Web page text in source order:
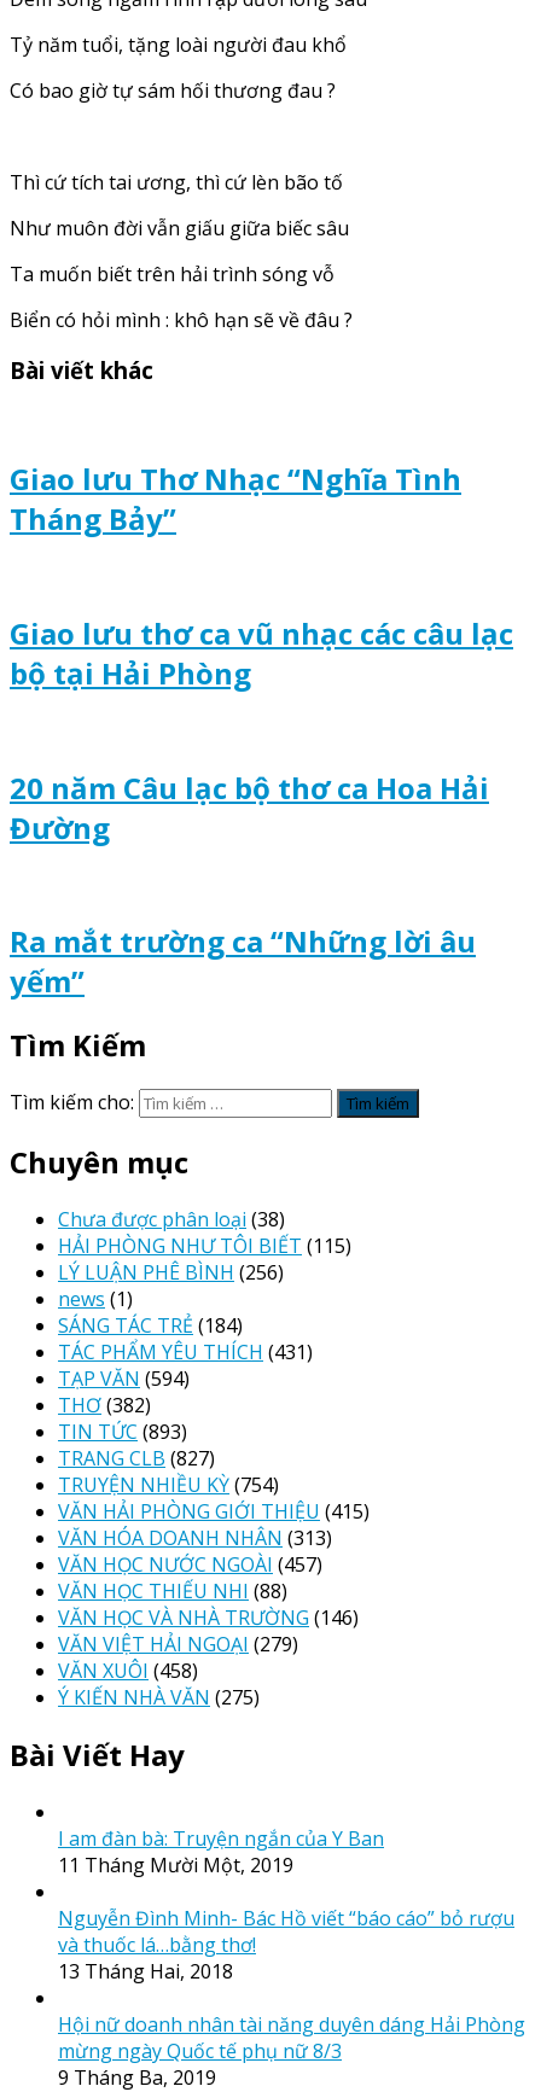
Tỷ năm tuổi, tặng loài người đau khổ
Có bao giờ tự sám hối thương đau ?
Thì cứ tích tai ương, thì cứ lèn bão tố
Như muôn đời vẫn giấu giữa biếc sâu
Ta muốn biết trên hải trình sóng vỗ
Biển có hỏi mình : khô hạn sẽ về đâu ?
Bài viết khác
Giao lưu Thơ Nhạc “Nghĩa Tình
Tháng Bảy”
Giao lưu thơ ca vũ nhạc các câu lạc
bộ tại Hải Phòng
20 năm Câu lạc bộ thơ ca Hoa Hải
Đường
Ra mắt trường ca “Những lời âu
yếm”
Tìm Kiếm
Tìm kiếm cho:
Chuyên mục
Chưa được phân loại (38)
HẢI PHÒNG NHƯ TÔI BIẾT (115)
LÝ LUẬN PHÊ BÌNH (256)
news (1)
SÁNG TÁC TRẺ (184)
TÁC PHẨM YÊU THÍCH (431)
TẠP VĂN (594)
THƠ(382)
TIN TỨC (893)
TRANG CLB (827)
TRUYỆN NHIỀU KỲ(754)
VĂN HẢI PHÒNG GIỚI THIỆU (415)
VĂN HÓA DOANH NHÂN (313)
VĂN HỌC NƯỚC NGOÀI (457)
VĂN HỌC THIẾU NHI (88)
VĂN HỌC VÀ NHÀ TRƯỜNG (146)
VĂN VIỆT HẢI NGOẠI (279)
VĂN XUÔI (458)
Ý KIẾN NHÀ VĂN (275)
Bài Viết Hay
I am đàn bà: Truyện ngắn của Y Ban
11 Tháng Mười Một, 2019
Nguyễn Đình Minh- Bác Hồ viết “báo cáo” bỏ rượu
và thuốc lá…bằng thơ!
13 Tháng Hai, 2018
Hội nữ doanh nhân tài năng duyên dáng Hải Phòng
mừng ngày Quốc tế phụ nữ 8/3
9 Tháng Ba, 2019